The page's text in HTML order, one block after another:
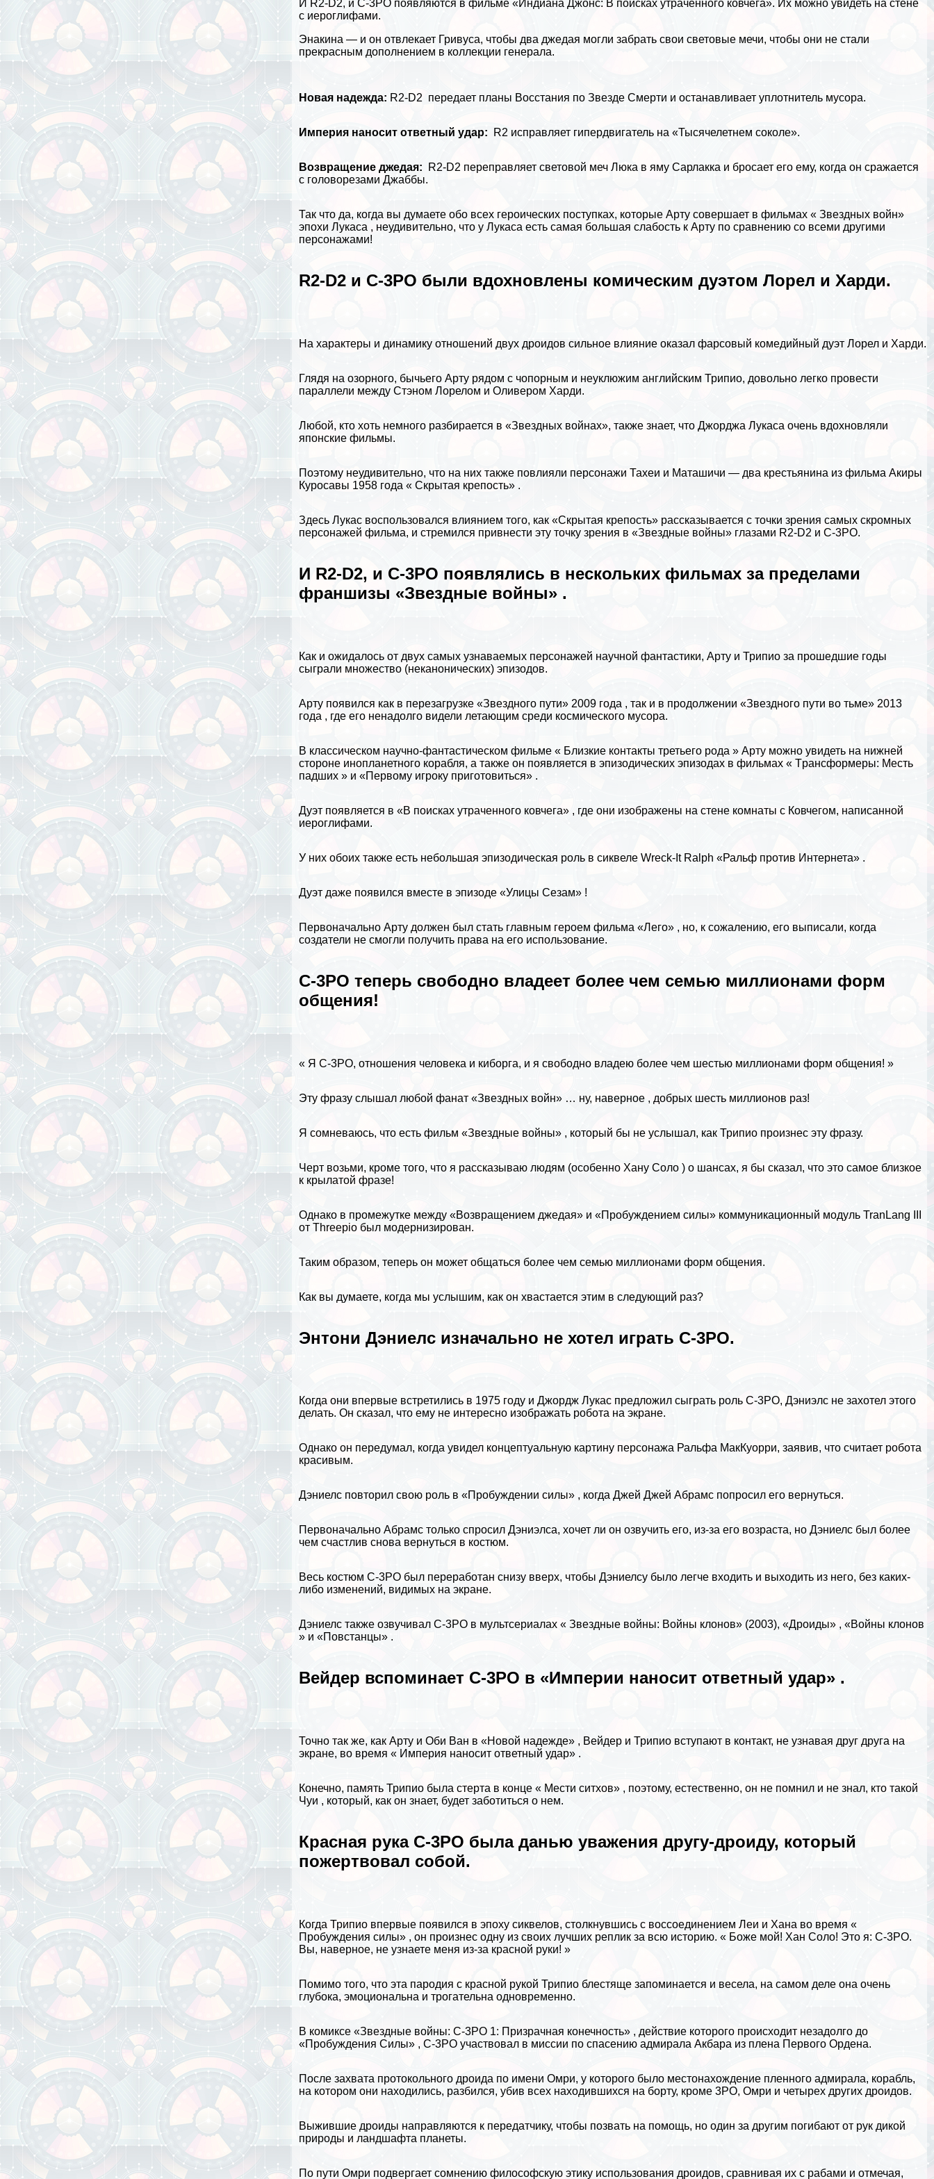
И R2-D2, и C-3PO появляются в фильме «Индиана Джонс: В поисках утраченного ковчега». Их можно увидеть на стене
с иероглифами.
Энакина — и он отвлекает Гривуса, чтобы два джедая могли забрать свои световые мечи, чтобы они не стали
прекрасным дополнением в коллекции генерала.
Новая надежда: R2-D2 передает планы Восстания по Звезде Cмepти и останавливает уплотнитель мусора.
Империя наносит ответный удар: R2 исправляет гипердвигатель на «Тысячелетнем соколе».
Возвращение джедая: R2-D2 переправляет световой меч Люка в яму Сарлакка и бросает его ему, когда он сражается
с головорезами Джаббы.
Так что да, когда вы думаете обо всех героических поступках, которые Арту совершает в фильмах « Звездных войн»
эпохи Лукаса , неудивительно, что у Лукаса есть самая большая слабость к Арту по сравнению со всеми другими
персонажами!
R2-D2 и C-3PO были вдохновлены комическим дуэтом Лорел и Харди.
На хаpaктеры и динамику отношений двух дроидов сильное влияние оказал фарсовый комедийный дуэт Лорел и Харди.
Глядя на озорного, бычьего Арту рядом с чопopным и неуклюжим английским Трипио, довольно легко провести
параллели между Стэном Лорелом и Оливером Харди.
Любой, кто хоть немного разбирается в «Звездных войнах», также знает, что Джорджа Лукаса очень вдохновляли
японские фильмы.
Поэтому неудивительно, что на них также повлияли персонажи Тахеи и Маташичи — два крестьянина из фильма Акиры
Куросавы 1958 года « Скрытая крепость» .
Здесь Лукас воспользовался влиянием того, как «Скрытая крепость» рассказывается с точки зрения самых скромных
персонажей фильма, и стремился привнести эту точку зрения в «Звездные войны» глазами R2-D2 и C-3PO.
И R2-D2, и C-3PO появлялись в нескольких фильмах за пределами
франшизы «Звездные войны» .
Как и ожидалось от двух самых узнаваемых персонажей научной фантастики, Арту и Трипио за прошедшие годы
сыграли множество (неканонических) эпизодов.
Арту появился как в перезагрузке «Звездного пути» 2009 года , так и в продолжении «Звездного пути во тьме» 2013
года , где его ненадолго видели летающим среди космического мусора.
В классическом научно-фантастическом фильме « Близкие контакты третьего рода » Арту можно увидеть на нижней
стороне инопланетного корабля, а также он появляется в эпизодических эпизодах в фильмах « Tрaнcформеры: Месть
падших » и «Первому игроку приготовиться» .
Дуэт появляется в «В поисках утраченного ковчега» , где они изображены на стене комнаты с Ковчегом, написанной
иероглифами.
У них обоих также есть небольшая эпизодическая роль в сиквеле Wreck-It Ralph «Ральф против Интернета» .
Дуэт даже появился вместе в эпизоде ​​«Улицы Сезам» !
Первоначально Арту должен был стать главным героем фильма «Лего» , но, к сожалению, его выписали, когда
создатели не смогли получить права на его использование.
C-3PO теперь свободно владеет более чем семью миллионами форм
общения!
« Я C-3PO, отношения человека и киборга, и я свободно владею более чем шестью миллионами форм общения! »
Эту фразу слышал любой фанат «Звездных войн» … ну, наверное , добрых шесть миллионов раз!
Я сомневаюсь, что есть фильм «Звездные войны» , который бы не услышал, как Трипио произнес эту фразу.
Черт возьми, кроме того, что я рассказываю людям (особенноХану Соло ) о шансах, я бы сказал, что это самое близкое
к крылатой фразе!
Однако в промежутке между «Возвращением джедая» и «Пробуждением силы» коммуникационный модуль TranLang III
от Threepio был модернизирован.
Таким образом, теперь он может общаться более чем семью миллионами форм общения.
Как вы думаете, когда мы услышим, как он хвастается этим в следующий раз?
Энтони Дэниелс изначально не хотел играть C-3PO.
Когда они впервые встретились в 1975 году и Джордж Лукас предложил сыграть роль C-3PO, Дэниэлс не захотел этого
делать. Он сказал, что ему не интересно изображать робота на экране.
Однако он передумал, когда увидел концептуальную картину персонажа Ральфа МакКуорри, заявив, что считает робота
красивым.
Дэниелс повторил свою роль в «Пробуждении силы» , когда Джей Джей Абрамс попросил его вернуться.
Первоначально Абрамс только спросил Дэниэлса, хочет ли он озвучить его, из-за его возраста, но Дэниелс был более
чем счастлив снова вернуться в костюм.
Весь костюм C-3PO был переработан снизу вверх, чтобы Дэниелсу было легче входить и выходить из него, без каких-
либо изменений, видимых на экране.
Дэниелс также озвучивал C-3PO в мультсериалах « Звездные войны: Войны клонов» (2003), «Дроиды» , «Войны клонов
» и «Повстанцы» .
Вейдер вспоминает C-3PO в «Империи наносит ответный удар» .
Точно так же, как Арту и Оби Ван в «Новой надежде» , Вейдер и Трипио вступают в контакт, не узнавая друг друга на
экране, во время « Империя наносит ответный удар» .
Конечно, память Трипио была стерта в конце « Мести ситхов» , поэтому, естественно, он не помнил и не знал, кто такой
Чуи , который, как он знает, будет заботиться о нем.
Красная рука C-3PO была данью уважения другу-дроиду, который
пожертвовал собой.
Когда Трипио впервые появился в эпоху сиквелов, столкнувшись с воссоединением Леи и Хана во время «
Пробуждения силы» , он произнес одну из своих лучших реплик за всю историю. « Боже мой! Хан Соло! Это я: C-3PO.
Вы, наверное, не узнаете меня из-за красной руки! »
Помимо того, что эта пародия с красной рукой Трипио блестяще запоминается и весела, на самом деле она очень
глубока, эмоциональна и трогательна одновременно.
В комиксе «Звездные войны: C-3PO 1: Призрачная конечность» , действие которого происходит незадолго до
«Пробуждения Силы» , C-3PO участвовал в миссии по спасению адмирала Акбара из плена Первого Ордена.
После захвата протокольного дроида по имени Омри, у которого было местонахождение пленного адмирала, корабль,
на котором они находились, разбился, убив всех находившихся на борту, кроме 3PO, Омри и четырех других дроидов.
Выжившие дроиды направляются к передатчику, чтобы позвать на помощь, но один за другим погибают от рук дикой
природы и ландшафта планеты.
По пути Омри подвергает сомнению философскую этику использования дроидов, сравнивая их с paбами и отмечая,